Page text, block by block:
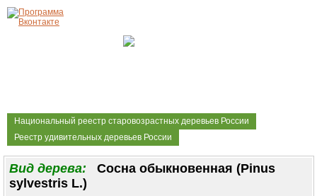
Национальный реестр старовозрастных деревьев России
Реестр удивительных деревьев России
Вид дерева: Сосна обыкновенная (Pinus
sylvestris L.)